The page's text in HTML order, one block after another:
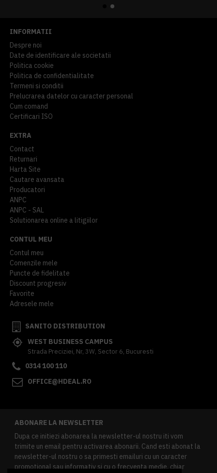
INFORMATII
Despre noi
Date de identificare ale societatii
Politica cookie
Politica de confidentialitate
Termeni si conditii
Prelucrarea datelor cu caracter personal
Cum comand
Certificari ISO
EXTRA
Contact
Returnari
Harta Site
Cautare avansata
Producatori
ANPC
ANPC - SAL
Solutionarea online a litigiilor
CONTUL MEU
Contul meu
Comenzile mele
Puncte de fidelitate
Discount progresiv
Favorite
Adresele mele
SANITO DISTRIBUTION
WEST BUSINESS CAMPUS
Strada Preciziei, Nr, 3W, Sector 6, Bucuresti
0314 100 110
OFFICE@HDEAL.RO
ABONARE LA NEWSLETTER
Dupa ce initiezi abonarea la newsletter-ul nostru iti vom
trimite un email pentru activarea abonarii. Cand esti abonat la
newsletter-ul nostru o sa primesti emailuri cu un caracter
promotional sau informativ si cu o frecventa medie, chiar